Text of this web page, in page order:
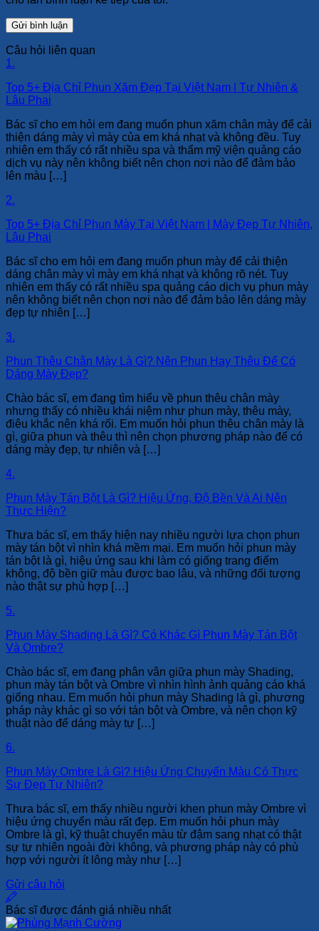
Câu hỏi liên quan
1.
Top 5+ Địa Chỉ Phun Xăm Đẹp Tại Việt Nam | Tự Nhiên &
Lâu Phai
Bác sĩ cho em hỏi em đang muốn phun xăm chân mày để cải
thiện dáng mày vì mày của em khá nhạt và không đều. Tuy
nhiên em thấy có rất nhiều spa và thẩm mỹ viện quảng cáo
dịch vụ này nên không biết nên chọn nơi nào để đảm bảo
lên màu […]
2.
Top 5+ Địa Chỉ Phun Mày Tại Việt Nam | Mày Đẹp Tự Nhiên,
Lâu Phai
Bác sĩ cho em hỏi em đang muốn phun mày để cải thiện
dáng chân mày vì mày em khá nhạt và không rõ nét. Tuy
nhiên em thấy có rất nhiều spa quảng cáo dịch vụ phun mày
nên không biết nên chọn nơi nào để đảm bảo lên dáng mày
đẹp tự nhiên […]
3.
Phun Thêu Chân Mày Là Gì? Nên Phun Hay Thêu Để Có
Dáng Mày Đẹp?
Chào bác sĩ, em đang tìm hiểu về phun thêu chân mày
nhưng thấy có nhiều khái niệm như phun mày, thêu mày,
điêu khắc nên khá rối. Em muốn hỏi phun thêu chân mày là
gì, giữa phun và thêu thì nên chọn phương pháp nào để có
dáng mày đẹp, tự nhiên và […]
4.
Phun Mày Tán Bột Là Gì? Hiệu Ứng, Độ Bền Và Ai Nên
Thực Hiện?
Thưa bác sĩ, em thấy hiện nay nhiều người lựa chọn phun
mày tán bột vì nhìn khá mềm mại. Em muốn hỏi phun mày
tán bột là gì, hiệu ứng sau khi làm có giống trang điểm
không, độ bền giữ màu được bao lâu, và những đối tượng
nào thật sự phù hợp […]
5.
Phun Mày Shading Là Gì? Có Khác Gì Phun Mày Tán Bột
Và Ombre?
Chào bác sĩ, em đang phân vân giữa phun mày Shading,
phun mày tán bột và Ombre vì nhìn hình ảnh quảng cáo khá
giống nhau. Em muốn hỏi phun mày Shading là gì, phương
pháp này khác gì so với tán bột và Ombre, và nên chọn kỹ
thuật nào để dáng mày tự […]
6.
Phun Mày Ombre Là Gì? Hiệu Ứng Chuyển Màu Có Thực
Sự Đẹp Tự Nhiên?
Thưa bác sĩ, em thấy nhiều người khen phun mày Ombre vì
hiệu ứng chuyển màu rất đẹp. Em muốn hỏi phun mày
Ombre là gì, kỹ thuật chuyển màu từ đậm sang nhạt có thật
sự tự nhiên ngoài đời không, và phương pháp này có phù
hợp với người ít lông mày như […]
Gửi câu hỏi
Bác sĩ được đánh giá nhiều nhất